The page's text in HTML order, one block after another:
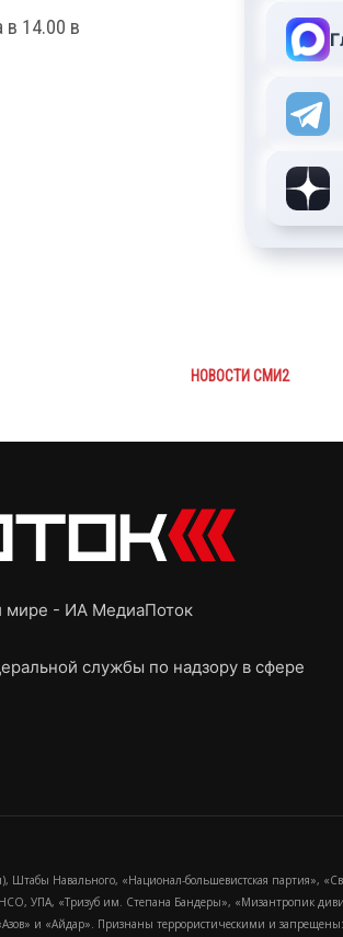
в 14.00 в
НОВОСТИ СМИ2
мире - ИА МедиаПоток
службы по надзору в сфере
Навального, «Национал-большевистская партия»,
УПА, «Тризуб им. Степана Бандеры», «Мизантропик
и «Айдар». Признаны террористическими и